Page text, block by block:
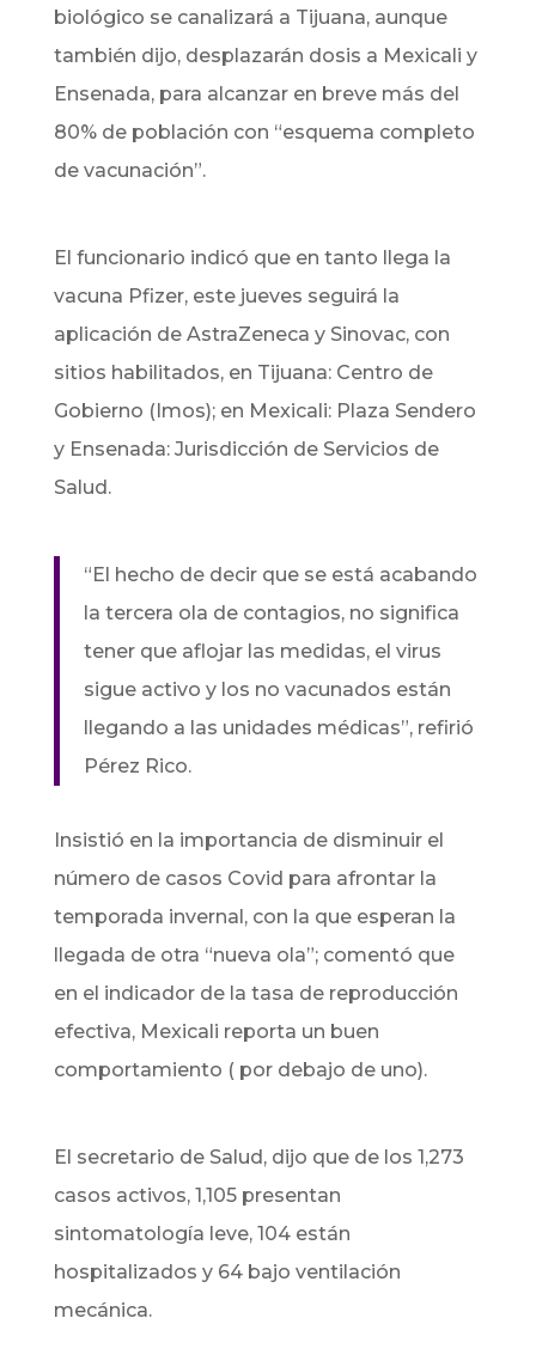
biológico se canalizará a Tijuana, aunque
también dijo, desplazarán dosis a Mexicali y
Ensenada, para alcanzar en breve más del
80% de población con “esquema completo
de vacunación”.
El funcionario indicó que en tanto llega la
vacuna Pfizer, este jueves seguirá la
aplicación de AstraZeneca y Sinovac, con
sitios habilitados, en Tijuana: Centro de
Gobierno (Imos); en Mexicali: Plaza Sendero
y Ensenada: Jurisdicción de Servicios de
Salud.
“El hecho de decir que se está acabando
la tercera ola de contagios, no significa
tener que aflojar las medidas, el virus
sigue activo y los no vacunados están
llegando a las unidades médicas”, refirió
Pérez Rico.
Insistió en la importancia de disminuir el
número de casos Covid para afrontar la
temporada invernal, con la que esperan la
llegada de otra “nueva ola”; comentó que
en el indicador de la tasa de reproducción
efectiva, Mexicali reporta un buen
comportamiento ( por debajo de uno).
El secretario de Salud, dijo que de los 1,273
casos activos, 1,105 presentan
sintomatología leve, 104 están
hospitalizados y 64 bajo ventilación
mecánica.